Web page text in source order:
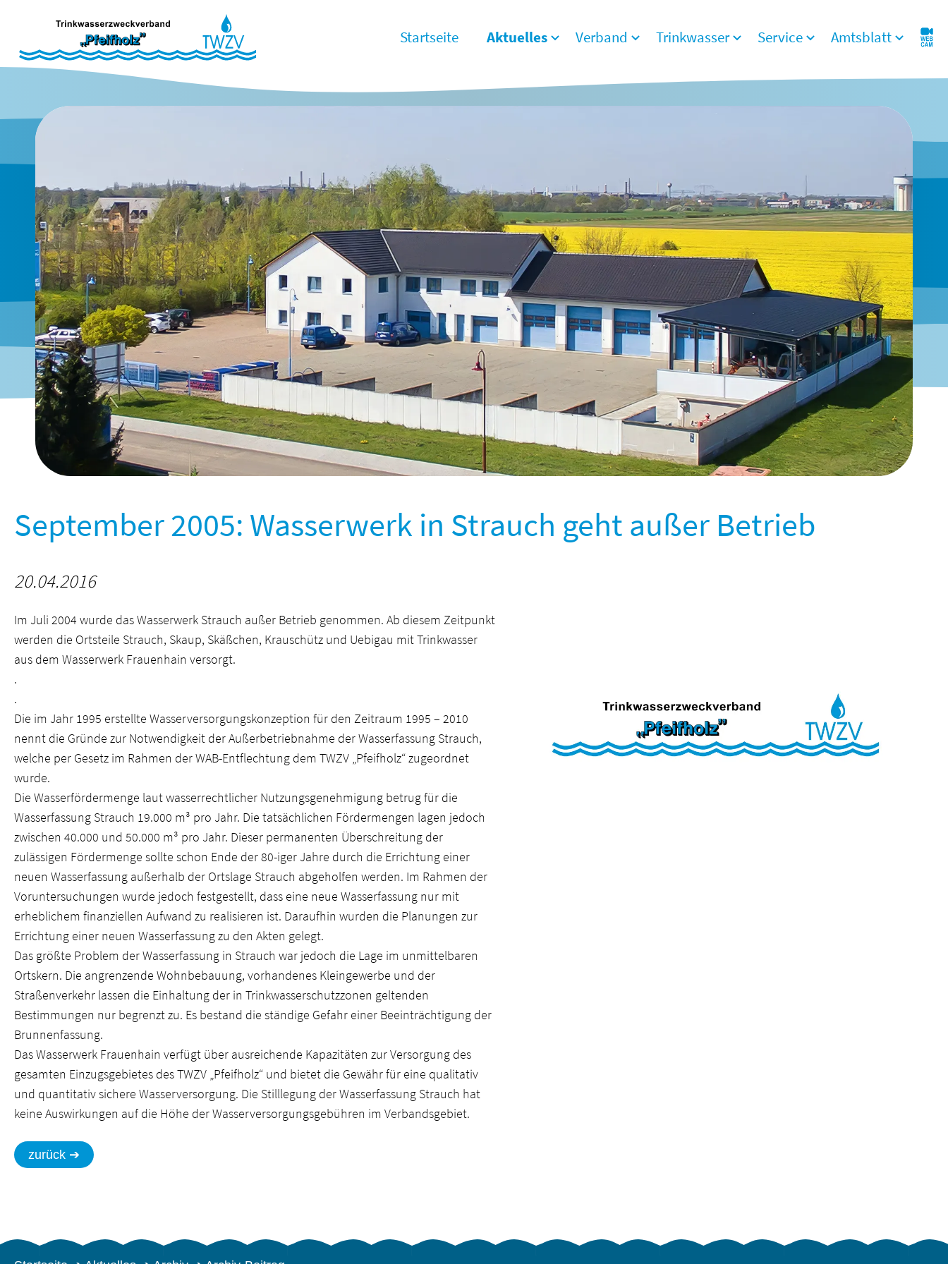
Startseite Aktuelles Verband Trinkwasser Service Amtsblatt
September 2005: Wasserwerk in Strauch geht außer Betrieb
20.04.2016
Im Juli 2004 wurde das Wasserwerk Strauch außer Betrieb genommen. Ab diesem Zeitpunkt
werden die Ortsteile Strauch, Skaup, Skäßchen, Krauschütz und Uebigau mit Trinkwasser
aus dem Wasserwerk Frauenhain versorgt.
.
.
Die im Jahr 1995 erstellte Wasserversorgungskonzeption für den Zeitraum 1995 – 2010
nennt die Gründe zur Notwendigkeit der Außerbetriebnahme der Wasserfassung Strauch,
welche per Gesetz im Rahmen der WAB-Entflechtung dem TWZV „Pfeifholz“ zugeordnet
wurde.
Die Wasserfördermenge laut wasserrechtlicher Nutzungsgenehmigung betrug für die
Wasserfassung Strauch 19.000 m³ pro Jahr. Die tatsächlichen Fördermengen lagen jedoch
zwischen 40.000 und 50.000 m³ pro Jahr. Dieser permanenten Überschreitung der
zulässigen Fördermenge sollte schon Ende der 80-iger Jahre durch die Errichtung einer
neuen Wasserfassung außerhalb der Ortslage Strauch abgeholfen werden. Im Rahmen der
Voruntersuchungen wurde jedoch festgestellt, dass eine neue Wasserfassung nur mit
erheblichem finanziellen Aufwand zu realisieren ist. Daraufhin wurden die Planungen zur
Errichtung einer neuen Wasserfassung zu den Akten gelegt.
Das größte Problem der Wasserfassung in Strauch war jedoch die Lage im unmittelbaren
Ortskern. Die angrenzende Wohnbebauung, vorhandenes Kleingewerbe und der
Straßenverkehr lassen die Einhaltung der in Trinkwasserschutzzonen geltenden
Bestimmungen nur begrenzt zu. Es bestand die ständige Gefahr einer Beeinträchtigung der
Brunnenfassung.
Das Wasserwerk Frauenhain verfügt über ausreichende Kapazitäten zur Versorgung des
gesamten Einzugsgebietes des TWZV „Pfeifholz“ und bietet die Gewähr für eine qualitativ
und quantitativ sichere Wasserversorgung. Die Stilllegung der Wasserfassung Strauch hat
keine Auswirkungen auf die Höhe der Wasserversorgungsgebühren im Verbandsgebiet.
zurück ➔